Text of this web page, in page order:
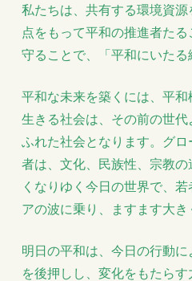
私たちは、共有する環境資
点をもって平和の推進者た
守ることで、「平和にいたる
平和な未来を築くには、平
生きる社会は、その前の世
ふれた社会となります。グ
者は、文化、民族性、宗教
くなりゆく今日の世界で、
アの波に乗り、ますます大
明日の平和は、今日の行動
を後押しし、変化をもたら